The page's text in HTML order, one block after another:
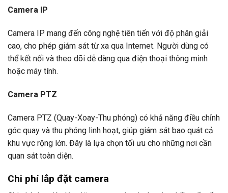
Camera IP
Camera IP mang đến công nghệ tiên tiến với độ phân giải
cao, cho phép giám sát từ xa qua Internet. Người dùng có
thể kết nối và theo dõi dễ dàng qua điện thoại thông minh
hoặc máy tính.
Camera PTZ
Camera PTZ (Quay-Xoay-Thu phóng) có khả năng điều chỉnh
góc quay và thu phóng linh hoạt, giúp giám sát bao quát cả
khu vực rộng lớn. Đây là lựa chọn tối ưu cho những nơi cần
quan sát toàn diện.
Chi phí lắp đặt camera